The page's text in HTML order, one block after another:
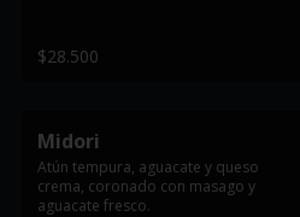
$28.500
Midori
Atún tempura, aguacate y queso
crema, coronado con masago y
aguacate fresco.